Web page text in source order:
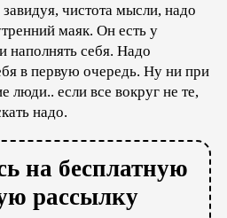
чистота мысли, надо
маяк. Он есть у
наполнять себя. Надо
в первую очередь. Ну ни при
если все вокруг не те,
надо.
на бесплатную
рассылку